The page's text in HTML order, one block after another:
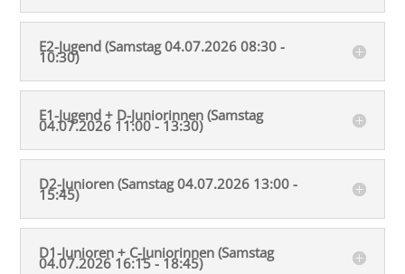
E2-Jugend (Samstag 04.07.2026 08:30 -
10:30)
E1-Jugend + D-Juniorinnen (Samstag
04.07.2026 11:00 - 13:30)
D2-Junioren (Samstag 04.07.2026 13:00 -
15:45)
D1-Junioren + C-Juniorinnen (Samstag
04.07.2026 16:15 - 18:45)